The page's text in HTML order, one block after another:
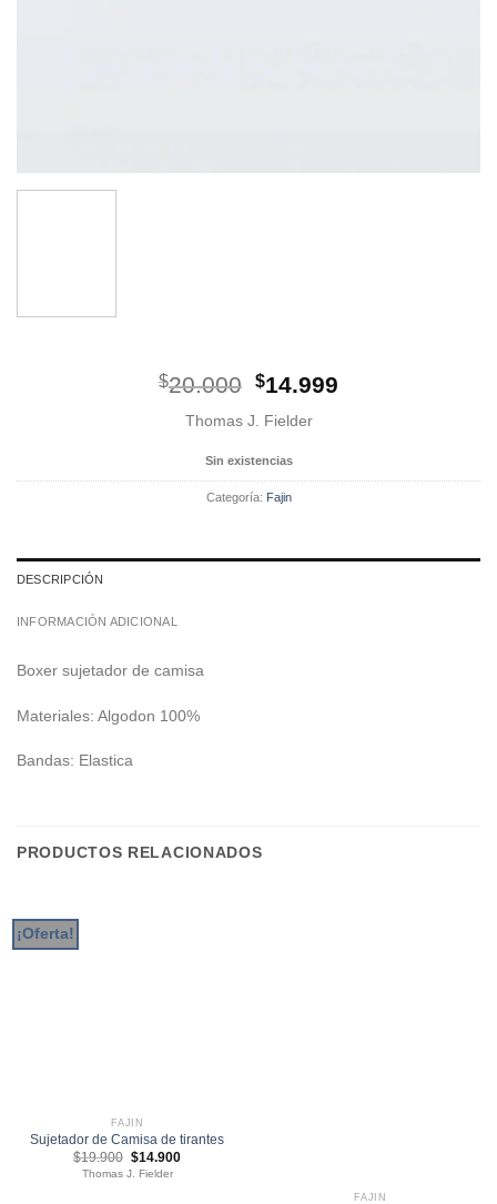
$20.000 El
original
era:
$20.000.
$14.999
$14.999.
Thomas J. Fielder
Sin existencias
Categoría: Fajin
DESCRIPCIÓN
INFORMACIÓN ADICIONAL
Boxer sujetador de camisa
Materiales: Algodon 100%
Bandas: Elastica
PRODUCTOS RELACIONADOS
¡Oferta!
FAJIN
Sujetador de Camisa de tirantes
$19.900 El
precio
original
$14.900El
Thomas J. Fielder
FAJIN